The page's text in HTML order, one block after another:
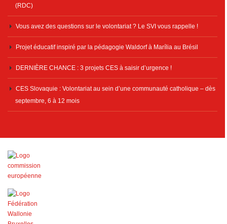
(RDC)
Vous avez des questions sur le volontariat ? Le SVI vous rappelle !
Projet éducatif inspiré par la pédagogie Waldorf à Marília au Brésil
DERNIÈRE CHANCE : 3 projets CES à saisir d’urgence !
CES Slovaquie : Volontariat au sein d’une communauté catholique – dès
septembre, 6 à 12 mois